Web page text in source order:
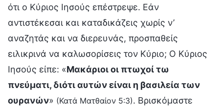
ότι ο Κύριος Ιησούς επέστρεψε. Εάν
αντιστέκεσαι και καταδικάζεις χωρίς ν’
αναζητάς και να διερευνάς, προσπαθείς
ειλικρινά να καλωσορίσεις τον Κύριο; Ο Κύριος
Ιησούς είπε: «Μακάριοι οι πτωχοί τω
πνεύματι, διότι αυτών είναι η βασιλεία των
ουρανών» (Κατά Ματθαίον 5:3). Βρισκόμαστε